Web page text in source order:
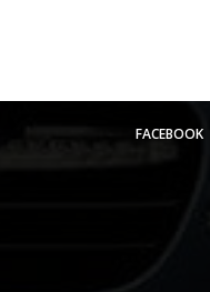
FACEBOOK